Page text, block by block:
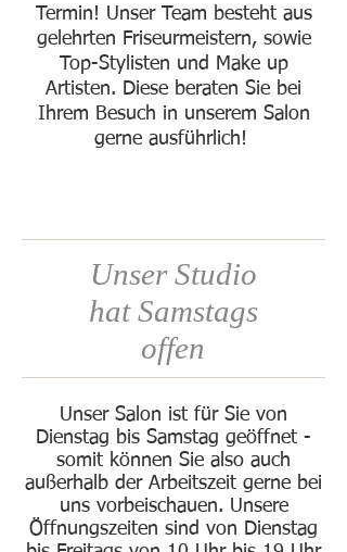
Termin! Unser Team besteht aus
gelehrten Friseurmeistern, sowie
Top-Stylisten und Make up
Artisten. Diese beraten Sie bei
Ihrem Besuch in unserem Salon
gerne ausführlich!
Unser Studio
hat Samstags
offen
Unser Salon ist für Sie von
Dienstag bis Samstag geöffnet -
somit können Sie also auch
außerhalb der Arbeitszeit gerne bei
uns vorbeischauen. Unsere
Öffnungszeiten sind von Dienstag